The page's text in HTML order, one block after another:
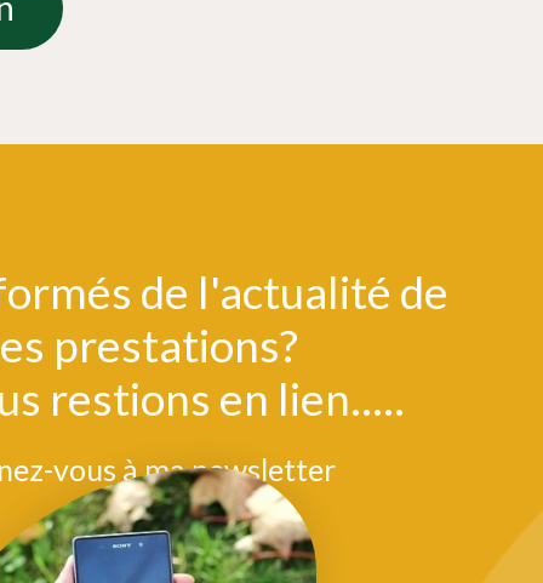
de l'actualité de
prestations?
restions en lien.....
vous à ma newsletter